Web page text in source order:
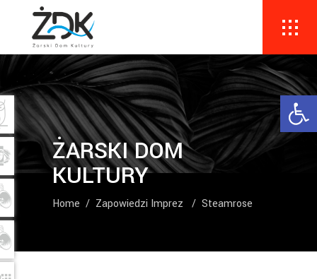
ŻARSKI DOM
KULTURY
Home / Zapowiedzi Imprez / Steamrose